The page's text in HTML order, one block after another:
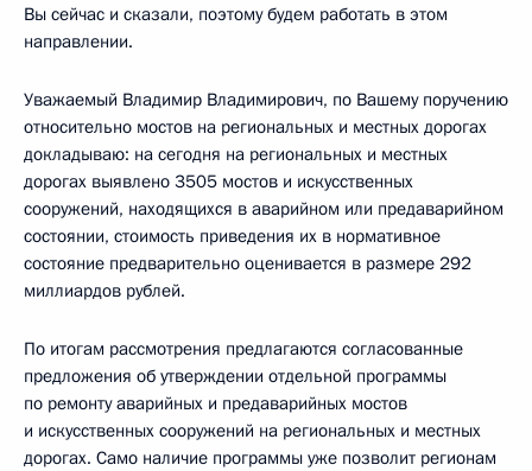
Вы сейчас и сказали, поэтому будем работать в этом
направлении.
Уважаемый Владимир Владимирович, по Вашему поручению
относительно мостов на региональных и местных дорогах
докладываю: на сегодня на региональных и местных
дорогах выявлено 3505 мостов и искусственных
сооружений, находящихся в аварийном или предаварийном
состоянии, стоимость приведения их в нормативное
состояние предварительно оценивается в размере 292
миллиардов рублей.
По итогам рассмотрения предлагаются согласованные
предложения об утверждении отдельной программы
по ремонту аварийных и предаварийных мостов
и искусственных сооружений на региональных и местных
дорогах. Само наличие программы уже позволит регионам